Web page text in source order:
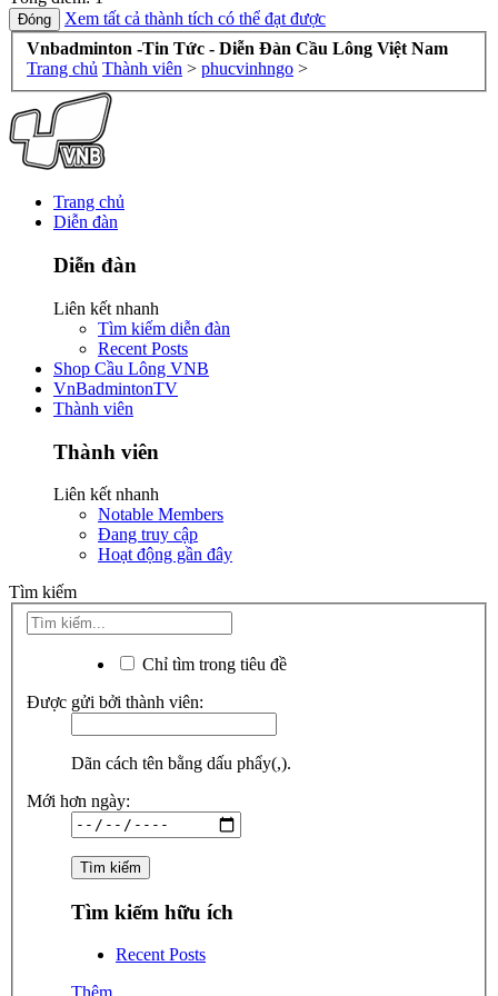
Xem tất cả thành tích có thể đạt được
Vnbadminton -Tin Tức - Diễn Đàn Cầu Lông Việt Nam
Trang chủ Thành viên > phucvinhngo >
Trang chủ
Diễn đàn
Diễn đàn
Liên kết nhanh
Tìm kiếm diễn đàn
Recent Posts
Shop Cầu Lông VNB
VnBadmintonTV
Thành viên
Thành viên
Liên kết nhanh
Notable Members
Đang truy cập
Hoạt động gần đây
Tìm kiếm
Chỉ tìm trong tiêu đề
Được gửi bởi thành viên:
Dãn cách tên bằng dấu phẩy(,).
Mới hơn ngày:
Tìm kiếm hữu ích
Recent Posts